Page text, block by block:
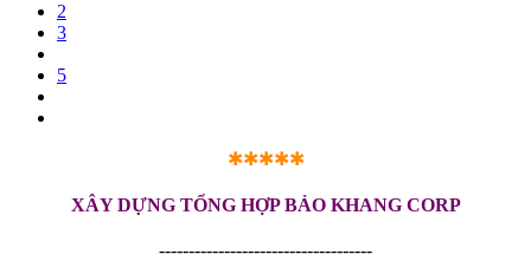
2
3
5
✱✱✱✱✱
XÂY DỰNG TỔNG HỢP BẢO KHANG CORP
------------------------------------